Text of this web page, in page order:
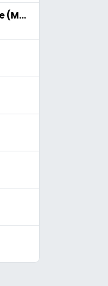
Akdeniz - [32.33 km] Fethiye (Muğla)